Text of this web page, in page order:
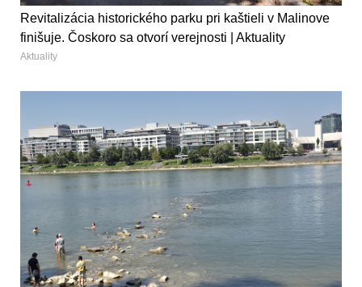
Revitalizácia historického parku pri kaštieli v Malinove
finišuje. Čoskoro sa otvorí verejnosti | Aktuality
Aktuality